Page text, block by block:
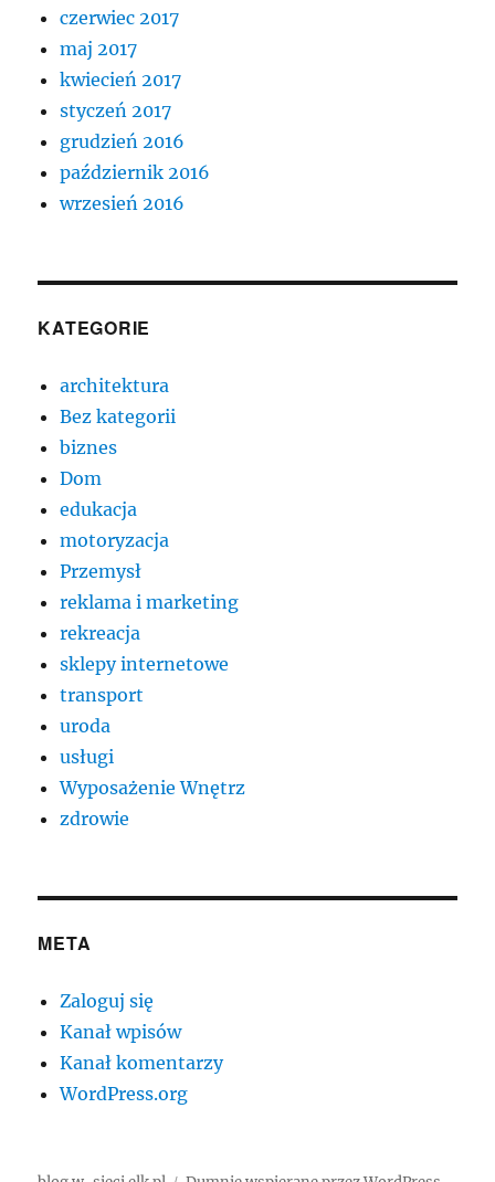
czerwiec 2017
maj 2017
kwiecień 2017
styczeń 2017
grudzień 2016
październik 2016
wrzesień 2016
KATEGORIE
architektura
Bez kategorii
biznes
Dom
edukacja
motoryzacja
Przemysł
reklama i marketing
rekreacja
sklepy internetowe
transport
uroda
usługi
Wyposażenie Wnętrz
zdrowie
META
Zaloguj się
Kanał wpisów
Kanał komentarzy
WordPress.org